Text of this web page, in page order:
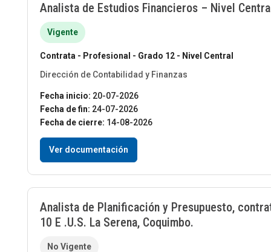
Analista de Estudios Financieros – Nivel
Vigente
Contrata - Profesional - Grado 12 - Nivel Central
Dirección de Contabilidad y Finanzas
Fecha inicio: 20-07-2026
Fecha de fin: 24-07-2026
Fecha de cierre: 14-08-2026
Ver documentación
Analista de Planificación y Presupuesto,
10 E .U.S. La Serena, Coquimbo.
No Vigente